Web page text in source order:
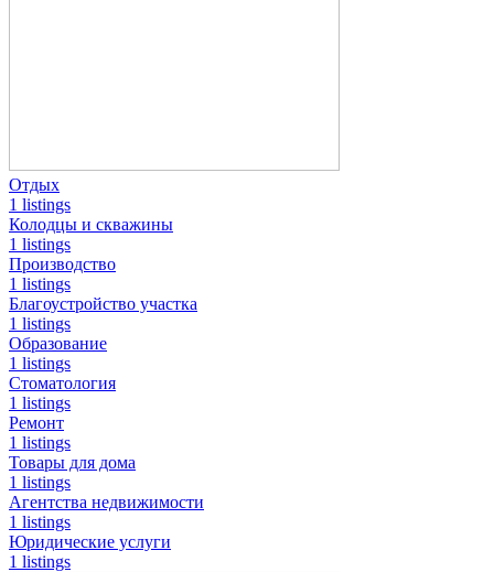
Отдых
1 listings
Колодцы и скважины
1 listings
Производство
1 listings
Благоустройство участка
1 listings
Образование
1 listings
Стоматология
1 listings
Ремонт
1 listings
Товары для дома
1 listings
Агентства недвижимости
1 listings
Юридические услуги
1 listings